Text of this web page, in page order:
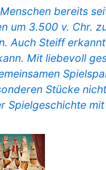
bereits
um 3.500 v. Chr.
Auch Steiff
Mit liebevoll
Stücke
Spielgeschichte